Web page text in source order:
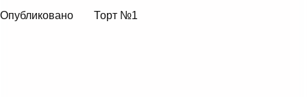
Опубликовано Торт №1